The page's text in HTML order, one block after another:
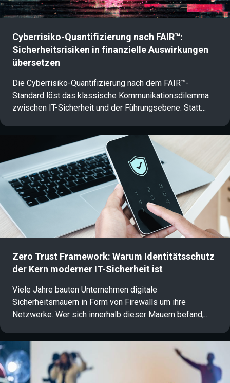
Cyberrisiko-Quantifizierung nach FAIR™:
Sicherheitsrisiken in finanzielle Auswirkungen
übersetzen
Die Cyberrisiko-Quantifizierung nach dem FAIR™-
Standard löst das klassische Kommunikationsdilemma
zwischen IT-Sicherheit und der Führungsebene. Statt
datenbasierte Framework komplexe
Bedrohungsszenarien in finanzielle Erwartungswerte.
Informationssicherheitsbeauftragte und CISOs erhält so
eine betriebswirtschaftlich fundierte Risikoanalyse, mit
der Sicherheitsbudgets und Freigaben auf C-Level
konkretisiert und gesteuert werden können.
Zero Trust Framework: Warum Identitätsschutz
der Kern moderner IT-Sicherheit ist
Viele Jahre bauten Unternehmen digitale
Sicherheitsmauern in Form von Firewalls um ihre
Netzwerke. Wer sich innerhalb dieser Mauern befand,
Arbeitsweise aus Cloud-Diensten, Homeoffice und
mobilen Endgeräten funktioniert dieses Vorgehen jedoch
nicht mehr. Ein modernes Zero Trust Framework bricht
daher mit dem Prinzip des Vorschussvertrauens und